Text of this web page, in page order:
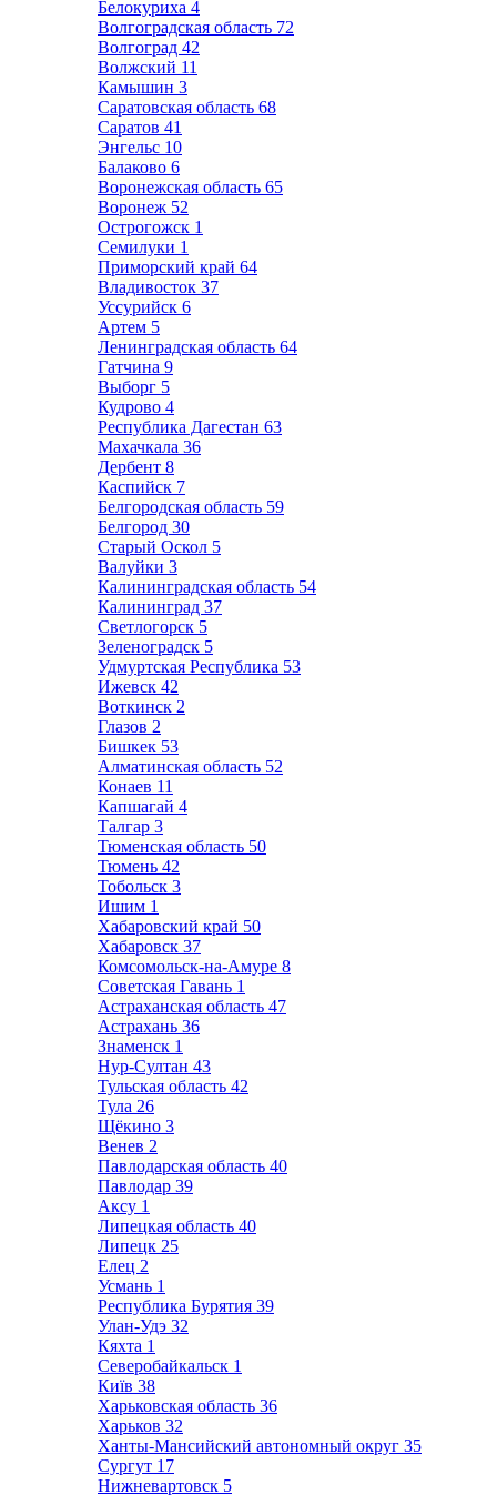
Белокуриха 4
Волгоградская область 72
Волгоград 42
Волжский 11
Камышин 3
Саратовская область 68
Саратов 41
Энгельс 10
Балаково 6
Воронежская область 65
Воронеж 52
Острогожск 1
Семилуки 1
Приморский край 64
Владивосток 37
Уссурийск 6
Артем 5
Ленинградская область 64
Гатчина 9
Выборг 5
Кудрово 4
Республика Дагестан 63
Махачкала 36
Дербент 8
Каспийск 7
Белгородская область 59
Белгород 30
Старый Оскол 5
Валуйки 3
Калининградская область 54
Калининград 37
Светлогорск 5
Зеленоградск 5
Удмуртская Республика 53
Ижевск 42
Воткинск 2
Глазов 2
Бишкек 53
Алматинская область 52
Конаев 11
Капшагай 4
Талгар 3
Тюменская область 50
Тюмень 42
Тобольск 3
Ишим 1
Хабаровский край 50
Хабаровск 37
Комсомольск-на-Амуре 8
Советская Гавань 1
Астраханская область 47
Астрахань 36
Знаменск 1
Нур-Султан 43
Тульская область 42
Тула 26
Щёкино 3
Венев 2
Павлодарская область 40
Павлодар 39
Аксу 1
Липецкая область 40
Липецк 25
Елец 2
Усмань 1
Республика Бурятия 39
Улан-Удэ 32
Кяхта 1
Северобайкальск 1
Київ 38
Харьковская область 36
Харьков 32
Ханты-Мансийский автономный округ 35
Сургут 17
Нижневартовск 5